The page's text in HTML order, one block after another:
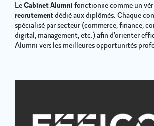
LeCabinet Alumni fonctionne comme un
recrutementdédié aux diplômés. Chaque
spécialisé par secteur (commerce, finance,
digital, management, etc.) afin d’orienter
Alumni vers les meilleures opportunités